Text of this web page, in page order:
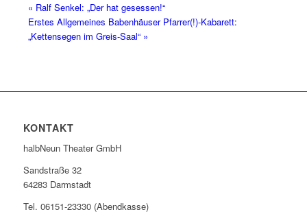
« Ralf Senkel: „Der hat gesessen!“
Erstes Allgemeines Babenhäuser Pfarrer(!)-Kabarett:
„Kettensegen im Greis-Saal“ »
KONTAKT
halbNeun Theater GmbH
Sandstraße 32
64283 Darmstadt
Tel. 06151-23330 (Abendkasse)